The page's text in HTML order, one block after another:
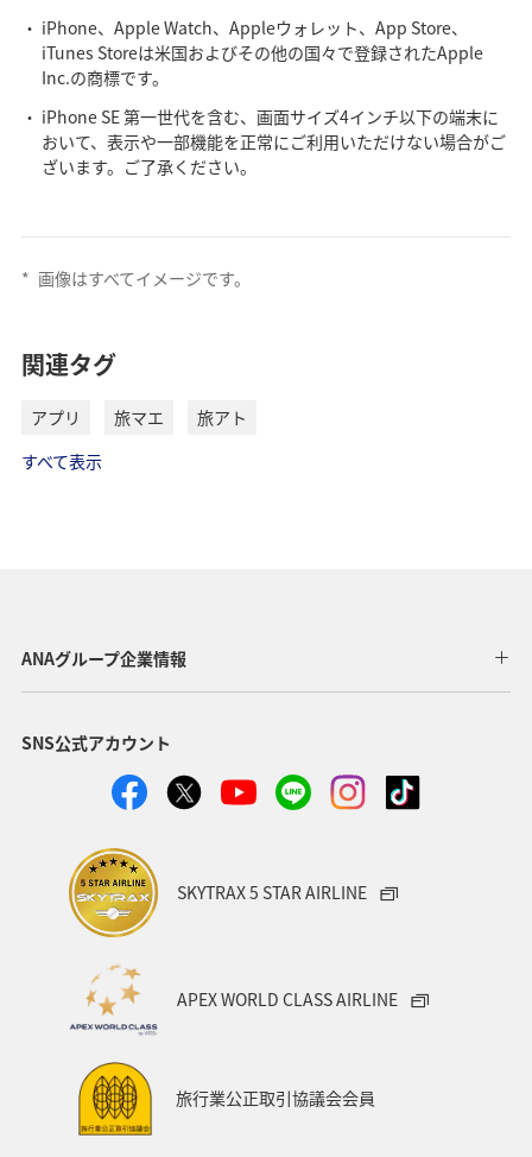
iPhone、Apple Watch、Appleウォレット、App Store、
iTunes Storeは米国およびその他の国々で登録されたApple
Inc.の商標です。
iPhone SE 第一世代を含む、画面サイズ4インチ以下の端末に
おいて、表示や一部機能を正常にご利用いただけない場合がご
ざいます。ご了承ください。
* 画像はすべてイメージです。
関連タグ
アプリ 旅マエ
旅アト
すべて表示
ANAグループ企業情報
SNS公式アカウント
SKYTRAX 5 STAR AIRLINE
APEX WORLD CLASS AIRLINE
旅行業公正取引協議会会員